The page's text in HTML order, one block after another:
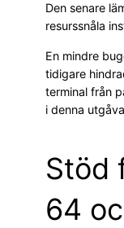
Den senare
resurssnåla
En mindre
tidigare
terminal från
i denna
Stöd
64